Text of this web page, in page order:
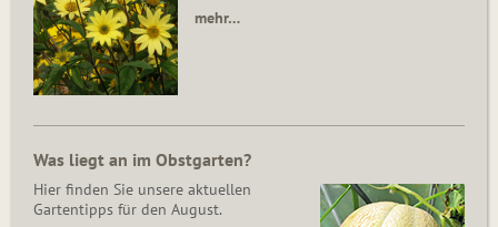
mehr…
Was liegt an im Obstgarten?
Hier finden Sie unsere aktuellen
Gartentipps für den August.